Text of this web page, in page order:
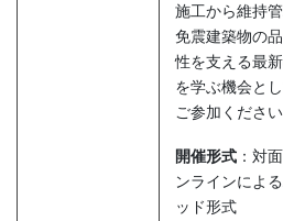
施工から維持管
免震建築物の
性を支える最
を学ぶ機会と
ご参加ください
開催形式 ：対
ンラインによ
ッド形式